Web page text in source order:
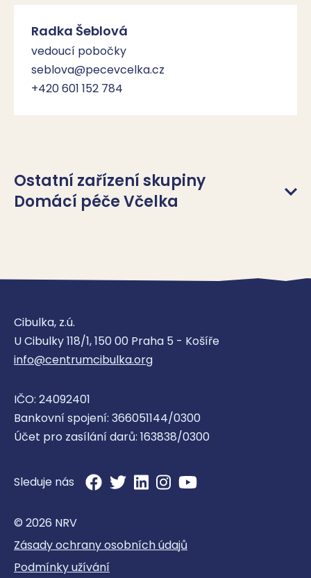
Radka Šeblová
vedoucí pobočky
seblova@pecevcelka.cz
+420 601 152 784
Ostatní zařízení skupiny
Domácí péče Včelka
Domácí péče Včelka Berounsko
Domácí zdravotní péče
Domácí péče Včelka Berounsko
s.r.o., pobočka Králův Dvůr
Domácí zdravotní péče
Domácí péče Včelka Brno s.r.o.,
Cibulka, z.ú.
U Cibulky 118/1, 150 00 Praha 5 - Košíře
info@centrumcibulka.org
IČO: 24092401
Bankovní spojení: 366051144/0300
Účet pro zasílání darů: 163838/0300
Sleduje nás
© 2026 NRV
Zásady ochrany osobních údajů
Podmínky užívání